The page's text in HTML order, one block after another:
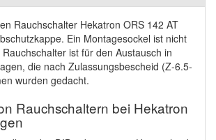
Rauchschalter Hekatron ORS 142 AT
Ein Montagesockel ist nicht
ist für den Austausch in
die nach Zulassungsbescheid (Z-6.5-
wurden gedacht.
Rauchschaltern bei Hekatron